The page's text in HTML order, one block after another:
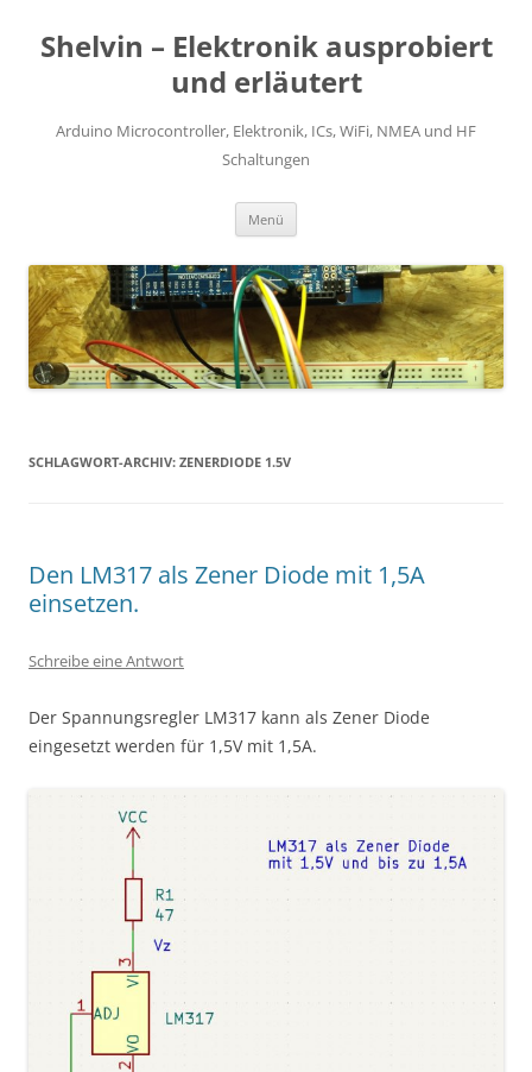
springen
Shelvin – Elektronik ausprobiert
und erläutert
Arduino Microcontroller, Elektronik, ICs, WiFi, NMEA und HF
Schaltungen
Menü
SCHLAGWORT-ARCHIV: ZENERDIODE 1.5V
Den LM317 als Zener Diode mit 1,5A
einsetzen.
Schreibe eine Antwort
Der Spannungsregler LM317 kann als Zener Diode
eingesetzt werden für 1,5V mit 1,5A.